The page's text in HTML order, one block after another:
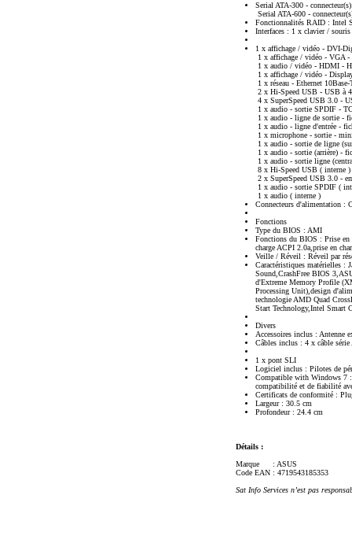
Serial ATA-300 -
Serial ATA-600 -
Fonctionnalités RAID : Intel
Interfaces : 1 x clavier /
1 x affichage / vidéo - DVI-
1 x affichage / vidéo - VGA
1 x audio / vidéo - HDMI -
1 x affichage / vidéo -
1 x réseau - Ethernet
2 x Hi-Speed USB - USB à
4 x SuperSpeed USB 3.0 -
1 x audio - sortie SPDIF -
1 x audio - ligne de sortie -
1 x audio - ligne d'entrée -
1 x microphone - sortie -
1 x audio - sortie de ligne
1 x audio - sortie (arrière) -
1 x audio - sortie ligne
8 x Hi-Speed USB ( interne )
2 x SuperSpeed USB 3.0 -
1 x audio - sortie SPDIF (
1 x audio ( interne )
Connecteurs d'alimentation :
Fonctions
Type du BIOS : AMI
Fonctions du BIOS : Prise
charge ACPI 2.0a,prise en
Veille / Réveil : Réveil par
Caractéristiques matérielles
Sound,CrashFree BIOS
d'Extreme Memory Profile
Processing Unit),design
technologie AMD Quad
Start Technology,Intel Smart
Divers
Accessoires inclus : Antenne
Câbles inclus : 4 x câble série
1 x pont SLI
Logiciel inclus : Pilotes de
Compatible with Windows 7
compatibilité et de fiabilité
Certificats de conformité :
Largeur : 30.5 cm
Profondeur : 24.4 cm
Détails :
Marque
: ASUS
Code EAN : 4719543185353
Sat Info Services n’est pas